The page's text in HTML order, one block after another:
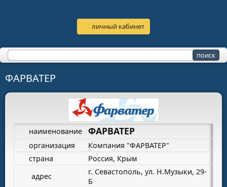
личный кабинет
ФАРВАТЕР
наименование ФАРВАТЕР
организация
Компания "ФАРВАТЕР"
страна
Россия, Крым
адрес
г. Севастополь, ул. Н.Музыки, 29-
Б